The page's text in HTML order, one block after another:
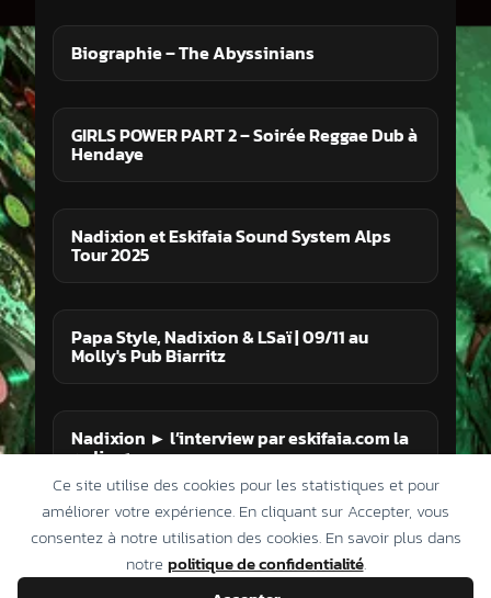
Ce site utilise des cookies pour les statistiques et pour
améliorer votre expérience. En cliquant sur Accepter, vous
consentez à notre utilisation des cookies. En savoir plus dans
notre politique de confidentialité.
Biographie – The Abyssinians
GIRLS POWER PART 2 – Soirée Reggae Dub à
Hendaye
Nadixion et Eskifaia Sound System Alps
Tour 2025
Papa Style, Nadixion & LSaï | 09/11 au
Molly's Pub Biarritz
Nadixion ► l’interview par eskifaia.com la
radio ♫
Conditions Générales de Vente